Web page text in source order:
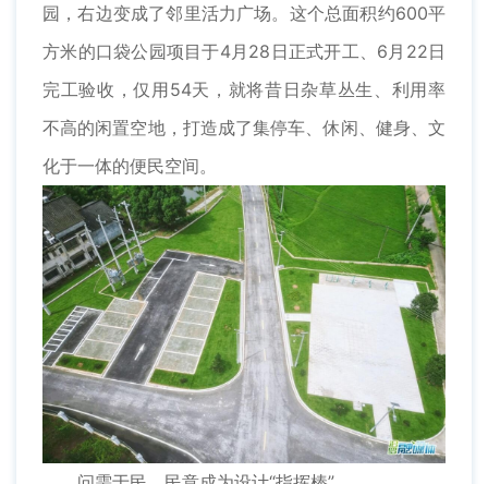
园，右边变成了邻里活力广场。这个总面积约600平
方米的口袋公园项目于4月28日正式开工、6月22日
完工验收，仅用54天，就将昔日杂草丛生、利用率
不高的闲置空地，打造成了集停车、休闲、健身、文
化于一体的便民空间。